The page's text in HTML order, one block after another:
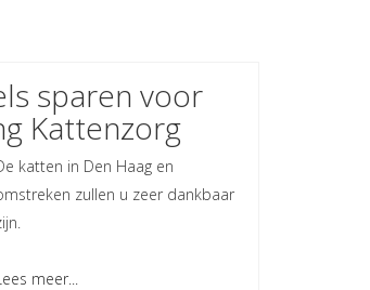
sparen voor
Kattenzorg
katten in Den Haag en
zullen u zeer dankbaar
meer...